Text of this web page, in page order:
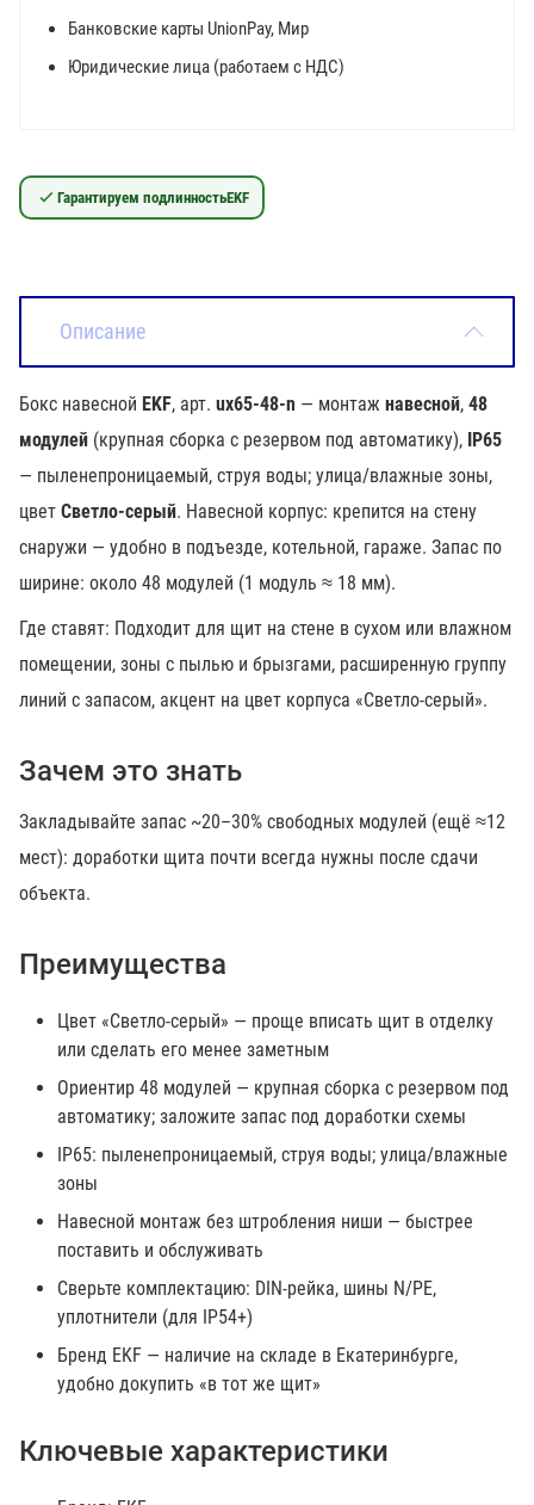
Банковские карты UnionPay, Мир
Юридические лица (работаем с НДС)
Гарантируем подлинностьEKF
Описание
Бокс навесной EKF, арт. ux65-48-n — монтаж навесной, 48
модулей (крупная сборка с резервом под автоматику), IP65
— пыленепроницаемый, струя воды; улица/влажные зоны,
цвет Светло-серый. Навесной корпус: крепится на стену
снаружи — удобно в подъезде, котельной, гараже. Запас по
ширине: около 48 модулей (1 модуль ≈ 18 мм).
Где ставят: Подходит для щит на стене в сухом или влажном
помещении, зоны с пылью и брызгами, расширенную группу
линий с запасом, акцент на цвет корпуса «Светло-серый».
Зачем это знать
Закладывайте запас ~20–30% свободных модулей (ещё ≈12
мест): доработки щита почти всегда нужны после сдачи
объекта.
Преимущества
Цвет «Светло-серый» — проще вписать щит в отделку
или сделать его менее заметным
Ориентир 48 модулей — крупная сборка с резервом под
автоматику; заложите запас под доработки схемы
IP65: пыленепроницаемый, струя воды; улица/влажные
зоны
Навесной монтаж без штробления ниши — быстрее
поставить и обслуживать
Сверьте комплектацию: DIN-рейка, шины N/PE,
уплотнители (для IP54+)
Бренд EKF — наличие на складе в Екатеринбурге,
удобно докупить «в тот же щит»
Ключевые характеристики